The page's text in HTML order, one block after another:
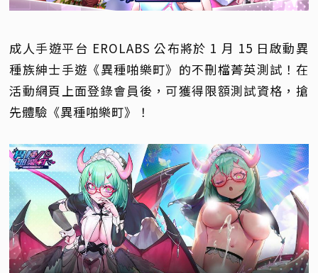
成人手遊平台 EROLABS 公布將於 1 月 15 日啟動異
種族紳士手遊《異種啪樂町》的不刪檔菁英測試！在
活動網頁上面登錄會員後，可獲得限額測試資格，搶
先體驗《異種啪樂町》！